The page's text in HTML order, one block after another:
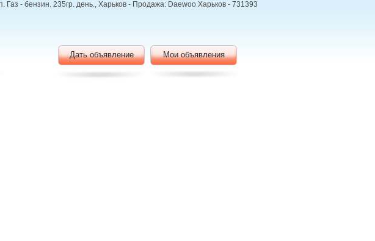
- бензин. 235гр. день., Харьков - Продажа: Daewoo Харьков - 731393
Дать объявление Мои объявления